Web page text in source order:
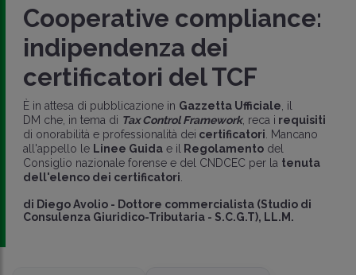
Cooperative compliance:
indipendenza dei
certificatori del TCF
È in attesa di pubblicazione in Gazzetta Ufficiale , il
DM che, in tema di Tax Control Framework, reca i requisiti
di onorabilità e professionalità dei certificatori . Mancano
all'appello le Linee Guidae il Regolamentodel
Consiglio nazionale forense e del CNDCEC per la tenuta
dell'elenco dei certificatori
di Diego Avolio - Dottore commercialista (Studio di
Consulenza Giuridico-Tributaria - S.C.G.T), LL.M.